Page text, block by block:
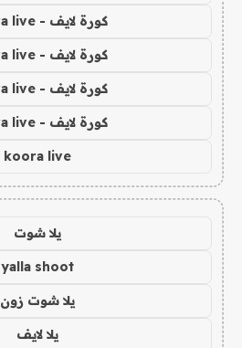
كورة لايف - koora live
كورة لايف - koora live
كورة لايف - koora live
كورة لايف - koora live
koora live
يلا شوت
yalla shoot
يلا شوت زون
يلا لايف